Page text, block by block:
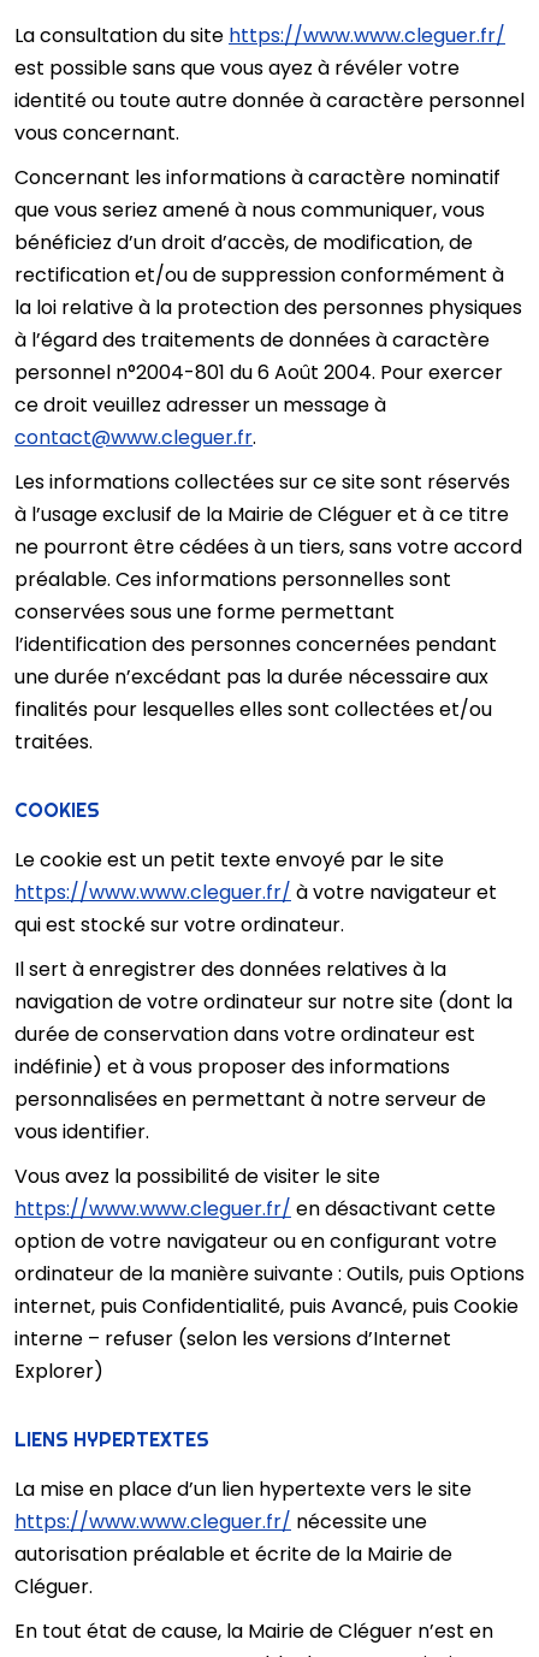
La consultation du site https://www.www.cleguer.fr/
est possible sans que vous ayez à révéler votre
identité ou toute autre donnée à caractère personnel
vous concernant.
Concernant les informations à caractère nominatif
que vous seriez amené à nous communiquer, vous
bénéficiez d’un droit d’accès, de modification, de
rectification et/ou de suppression conformément à
la loi relative à la protection des personnes physiques
à l’égard des traitements de données à caractère
personnel n°2004-801 du 6 Août 2004. Pour exercer
ce droit veuillez adresser un message à
contact@www.cleguer.fr.
Les informations collectées sur ce site sont réservés
à l’usage exclusif de la Mairie de Cléguer et à ce titre
ne pourront être cédées à un tiers, sans votre accord
préalable. Ces informations personnelles sont
conservées sous une forme permettant
l’identification des personnes concernées pendant
une durée n’excédant pas la durée nécessaire aux
finalités pour lesquelles elles sont collectées et/ou
traitées.
COOKIES
Le cookie est un petit texte envoyé par le site
https://www.www.cleguer.fr/ à votre navigateur et
qui est stocké sur votre ordinateur.
Il sert à enregistrer des données relatives à la
navigation de votre ordinateur sur notre site (dont la
durée de conservation dans votre ordinateur est
indéfinie) et à vous proposer des informations
personnalisées en permettant à notre serveur de
vous identifier.
Vous avez la possibilité de visiter le site
https://www.www.cleguer.fr/ en désactivant cette
option de votre navigateur ou en configurant votre
ordinateur de la manière suivante : Outils, puis Options
internet, puis Confidentialité, puis Avancé, puis Cookie
interne – refuser (selon les versions d’Internet
Explorer)
LIENS HYPERTEXTES
La mise en place d’un lien hypertexte vers le site
https://www.www.cleguer.fr/ nécessite une
autorisation préalable et écrite de la Mairie de
Cléguer.
En tout état de cause, la Mairie de Cléguer n’est en